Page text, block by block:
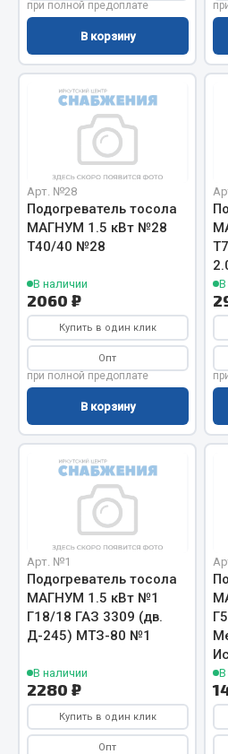
Мост задний
Система питания
Система выпуска газа
Сцепление
Тормозная система
Показать ещё
Весь раздел
Двигатель
Система питания
Система выпуска газа
Система охлаждения
Коробка передач
Рулевое управление
Весь раздел
Запчасти HOWO
Тормозная система
Подвеска
Система питания
Система выпуска газа
Система охлаждения
при полной предоплате
В корзину
Арт. №28
Подогреватель тосола
МАГНУМ 1.5 кВт №28
Т40/40 №28
В наличии
2060 ₽
Купить в один клик
Опт
при полной предоплате
В корзину
В
Арт. №1
Подогреватель тосола
МАГНУМ 1.5 кВт №1
Г18/18 ГАЗ 3309 (дв.
Д-245) МТЗ-80 №1
В наличии
2280 ₽
Купить в один клик
Опт
В